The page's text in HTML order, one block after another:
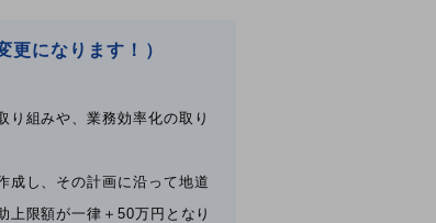
更になります！）
り組みや、業務効率化の取り
成し、その計画に沿って地道
上限額が一律＋50万円となり